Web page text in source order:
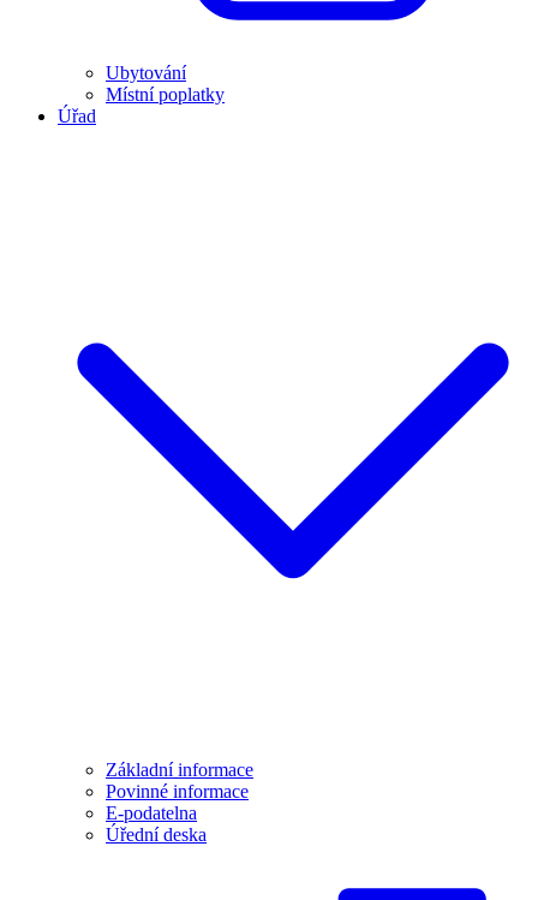
Ubytování
Místní poplatky
Úřad
Základní informace
Povinné informace
E-podatelna
Úřední deska